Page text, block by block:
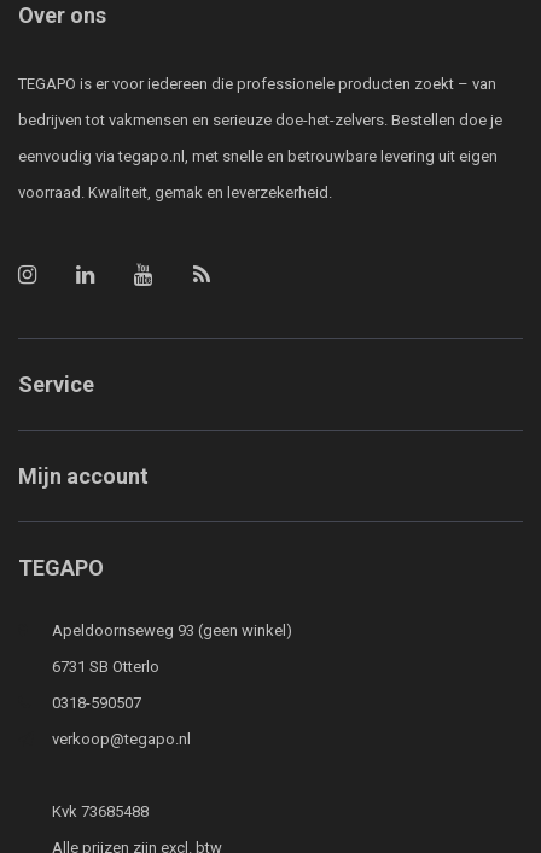
Over ons
TEGAPO is er voor iedereen die professionele producten zoekt – van
bedrijven tot vakmensen en serieuze doe-het-zelvers. Bestellen doe je
eenvoudig via tegapo.nl, met snelle en betrouwbare levering uit eigen
voorraad. Kwaliteit, gemak en leverzekerheid.
Service
Mijn account
TEGAPO
Apeldoornseweg 93 (geen winkel)
6731 SB Otterlo
0318-590507
verkoop@tegapo.nl
Kvk 73685488
Alle prijzen zijn excl. btw